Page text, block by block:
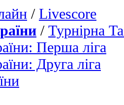
/ Livescore
/ Турнірна
Перша ліга
Друга ліга